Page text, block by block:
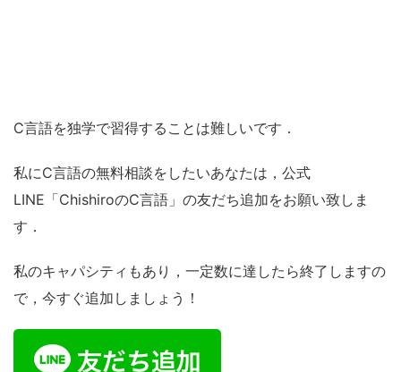
C言語を独学で習得することは難しいです．
私にC言語の無料相談をしたいあなたは，公式
LINE「ChishiroのC言語」の友だち追加をお願い致しま
す．
私のキャパシティもあり，一定数に達したら終了しますの
で，今すぐ追加しましょう！